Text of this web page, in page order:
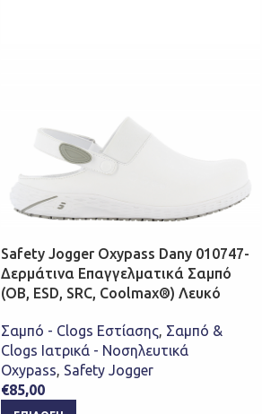
Safety Jogger Oxypass Dany 010747-
Δερμάτινα Επαγγελματικά Σαμπό
(OB, ESD, SRC, Coolmax®) Λευκό
Σαμπό - Clogs Εστίασης, Σαμπό &
Clogs Ιατρικά - Νοσηλευτικά
Oxypass, Safety Jogger
€85,00